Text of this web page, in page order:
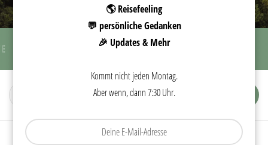
SEHENSWÜRDIGKEITEN UNTERKÜNFTE
🌎 Reisefeeling
💬 persönliche Gedanken
🎉 Updates & Mehr
Kommt nicht jeden Montag.
Aber wenn, dann 7:30 Uhr.
Tippen
Sie